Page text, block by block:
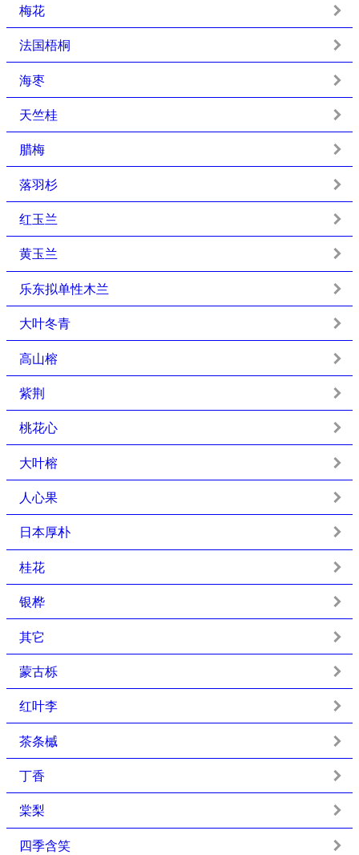
梅花
法国梧桐
海枣
天竺桂
腊梅
落羽杉
红玉兰
黄玉兰
乐东拟单性木兰
大叶冬青
高山榕
紫荆
桃花心
大叶榕
人心果
日本厚朴
桂花
银桦
其它
蒙古栎
红叶李
茶条槭
丁香
棠梨
四季含笑